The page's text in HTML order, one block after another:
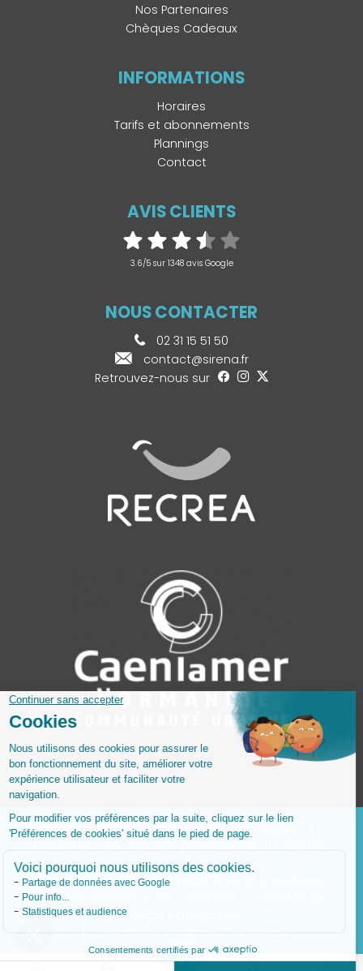
Nos Partenaires
Chèques Cadeaux
INFORMATIONS
Horaires
Tarifs et abonnements
Plannings
Contact
AVIS CLIENTS
3.6/5 sur 1348 avis Google
NOUS CONTACTER
02 31 15 51 50
contact@sirena.fr
Retrouvez-nous sur
©sirena.fr 2025 | CGU & mentions légales
des cookies
Ce site est protégé par reCAPTCHA et la
de confidentialité
Google s'appliquent.